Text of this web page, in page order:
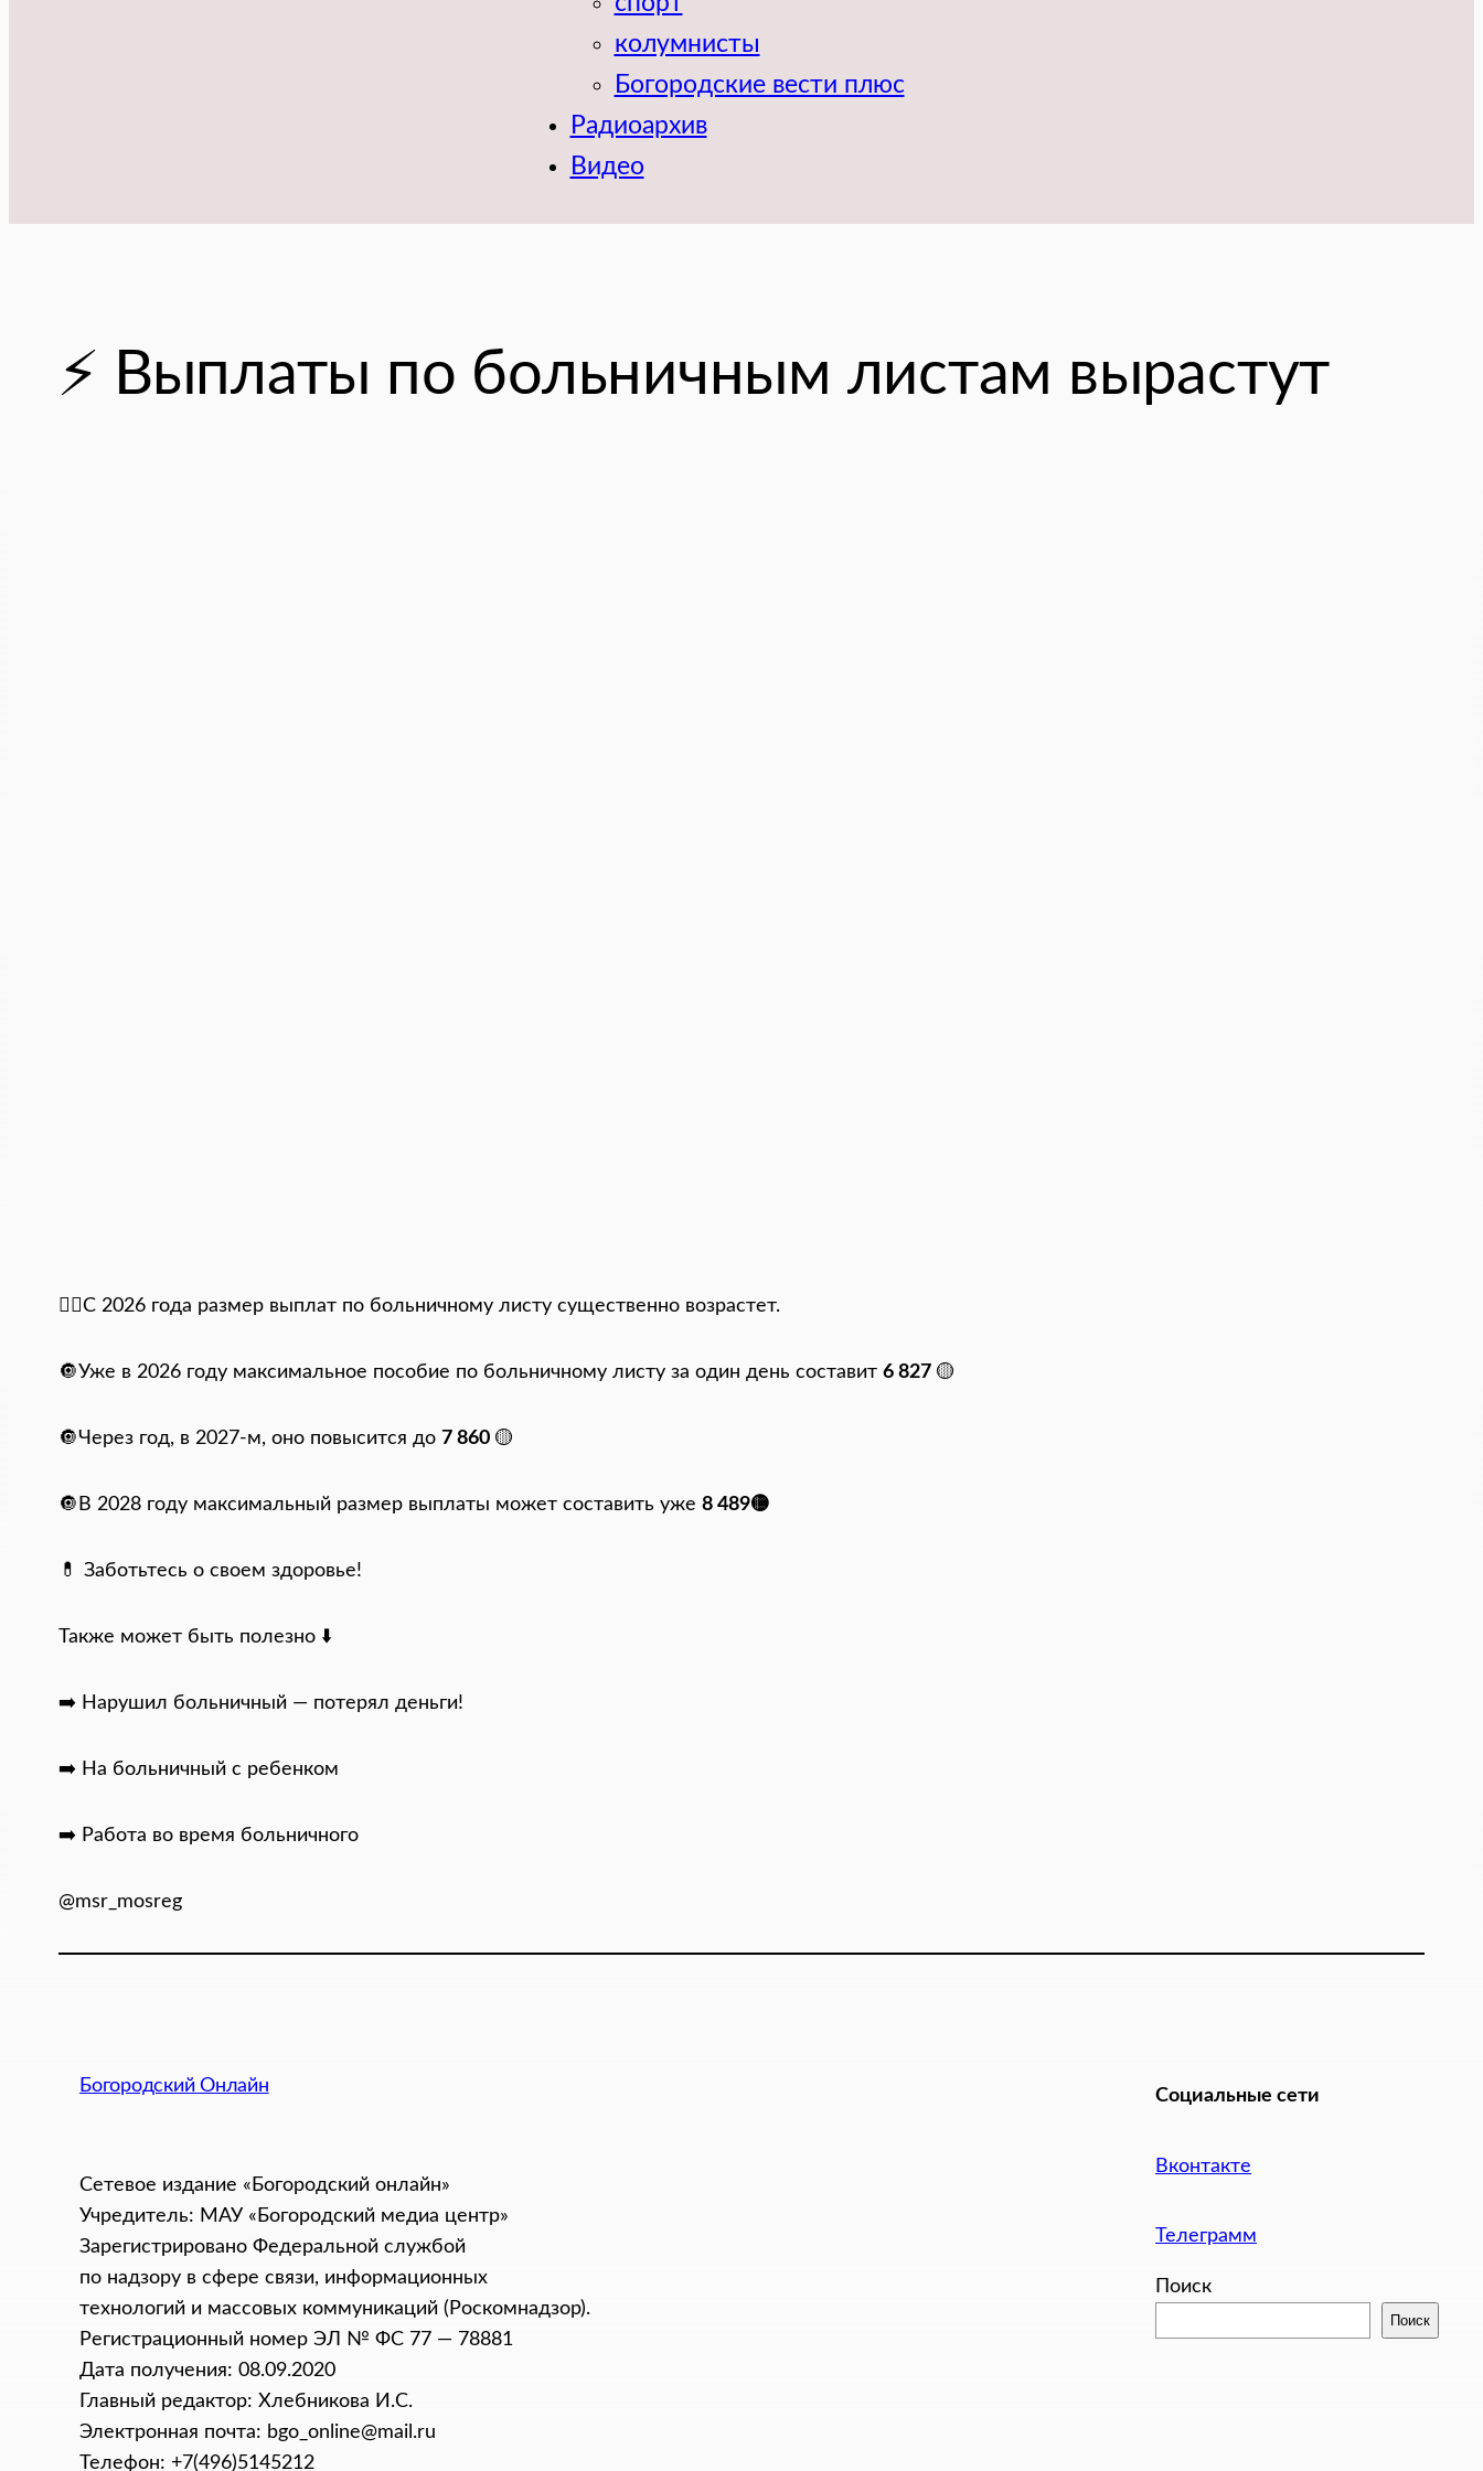
колумнисты
Богородские вести плюс
Радиоархив
Видео
⚡️ Выплаты по больничным листам вырастут
👨‍⚕️С 2026 года размер выплат по больничному листу существенно возрастет.
🔘Уже в 2026 году максимальное пособие по больничному листу за один день составит6 827 🟡
🔘Через год, в 2027-м, оно повысится до 7 860 🟡
🔘В 2028 году максимальный размер выплаты может составить уже8 489🟡
💊 Заботьтесь о своем здоровье!
Также может быть полезно ⬇️
➡️ Нарушил больничный — потерял деньги!
➡️ На больничный с ребенком
➡️ Работа во время больничного
@msr_mosreg
Богородский Онлайн
Сетевое издание «Богородский онлайн»
Учредитель: МАУ «Богородский медиа центр»
Зарегистрировано Федеральной службой
по надзору в сфере связи, информационных
технологий и массовых коммуникаций (Роскомнадзор).
Регистрационный номер ЭЛ № ФС 77 — 78881
Дата получения: 08.09.2020
Главный редактор: Хлебникова И.C.
Электронная почта: bgo_online@mail.ru
Телефон: +7(496)5145212
Социальные сети
Вконтакте
Телеграмм
Поиск
Поиск